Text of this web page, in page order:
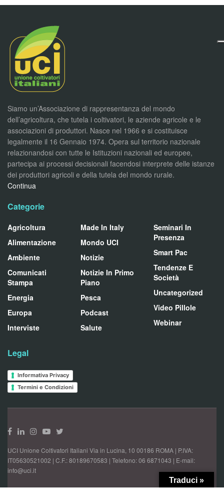
Siamo un’Associazione di rappresentanza del mondo
dell’agricoltura, che tutela i coltivatori, le aziende agricole e le
associazioni di produttori. Nasce nel 1966 e si costituisce
legalmente il 16 Gennaio 1974. Opera sul territorio nazionale
relazionandosi con tutte le Istituzioni nazionali ed europee,
partecipa ai processi decisionali facendosi interprete delle istanze
dei produttori agricoli e della tutela del mondo rurale.
Continua
Categorie
Agricoltura
Alimentazione
Ambiente
Comunicati
Stampa
Energia
Europa
Interviste
Made In Italy
Mondo UCI
Notizie
Notizie In Primo
Piano
Pesca
Podcast
Salute
Seminari In
Presenza
Smart Pac
Tendenze E
Società
Uncategorized
Video Pillole
Webinar
Legal
Informativa Privacy
Termini e Condizioni
UCI Unione Coltivatori Italiani Via in Lucina, 10 00186 ROMA | P.IVA:
IT05630521002 | C.F.: 80189670583 | Telefono: 06 6871043 | E-mail:
info@uci.it
Traduci »